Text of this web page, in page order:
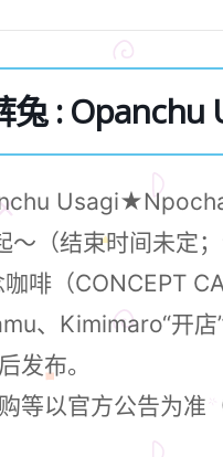
兔 :
（结束时间未定；
啡（CONCEPT
、Kimimaro“开店
发布。
以官方公告为准